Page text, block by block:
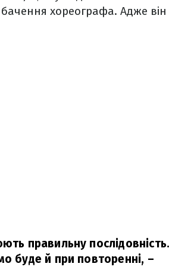
хореографа. Адже
правильну послідовність.
буде й при повторенні, –